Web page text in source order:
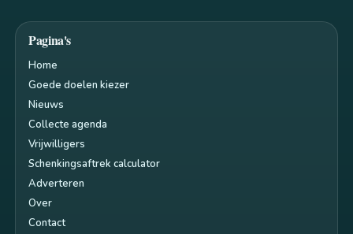
Pagina's
Home
Goede doelen kiezer
Nieuws
Collecte agenda
Vrijwilligers
Schenkingsaftrek calculator
Adverteren
Over
Contact